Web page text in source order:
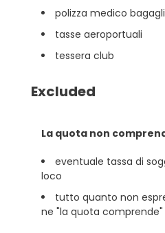
polizza medico
tasse aeroportuali
tessera club
Excluded
La quota non
eventuale tassa di
loco
tutto quanto non
ne "la quota comprende"